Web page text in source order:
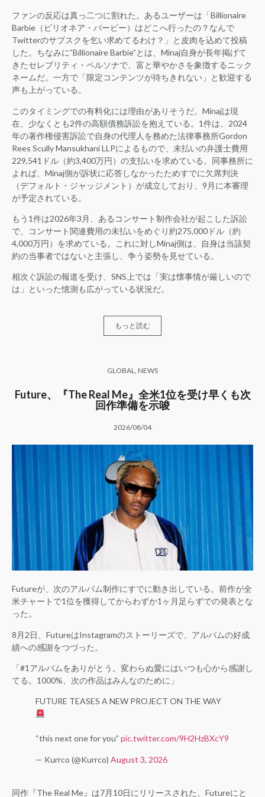
ファンの反応は真っ二つに割れた。あるユーザーは「Billionaire
Barbie（ビリオネア・バービー）はどこへ行ったの？なんで
Twitterのサブスクを乞い求めてるわけ？」と皮肉を込めて投稿
した。ちなみに”Billionaire Barbie”とは、Minaj自身が長年掲げて
きたセレブリティ・ペルソナで、富と華やかさを象徴するニック
ネームだ。一方で「限定コンテンツが待ちきれない」と歓迎する
声も上がっている。
このタイミングでの有料化には理由がありそうだ。Minajは現
在、少なくとも2件の高額債務訴訟を抱えている。1件は、2024
年の著作権侵害訴訟で自身の代理人を務めた法律事務所Gordon
Rees Scully Mansukhani LLPによるもので、未払いの弁護士費用
229,541ドル（約3,400万円）の支払いを求めている。同事務所に
よれば、Minaj側が訴状に応答しなかったためすでに欠席判決
（デフォルト・ジャッジメント）が成立しており、9月に本審理
が予定されている。
もう1件は2026年3月、あるコンサート制作会社が起こした訴訟
で、コンサート関連費用の未払いをめぐり約275,000ドル（約
4,000万円）を求めている。これに対しMinaj側は、自身は当該契
約の当事者ではないと主張し、争う姿勢を見せている。
相次ぐ訴訟の報道を受け、SNS上では「実は懐事情が厳しいので
は」といった憶測も広がっている状況だ。
もっと読む
GLOBAL NEWS
Future、『The Real Me』全米1位を受け早くも次
回作準備を示唆
2026/08/04
Futureが、次のアルバム制作にすでに動き出している。前作が全
米チャートで1位を獲得してからわずか1ヶ月足らずでの発表とな
った。
8月2日、FutureはInstagramのストーリーズで、アルバムの好成
績への感謝をつづった。
「#1アルバムをありがとう。変わらぬ愛にはいつも心から感謝し
てる。1000%、次の作品はみんなのために」
FUTURE TEASES A NEW PROJECT ON THE WAY
“this next one for you” pic.twitter.com/9H2HzBXcY9
— Kurrco (@Kurrco) August 3, 2026
同作『The Real Me』は7月10日にリリースされた、Futureにと